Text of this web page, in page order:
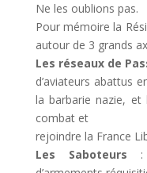
Ne les oublions pas.
Pour mémoire la R
autour de 3 grands
Les réseaux de P
d’aviateurs abattus
la barbarie nazie, et
combat et
rejoindre la France
Les Saboteurs
: